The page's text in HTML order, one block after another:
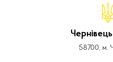
58700, м.